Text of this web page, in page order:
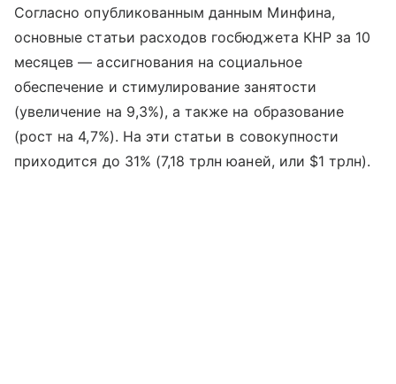
Согласно опубликованным данным Минфина,
основные статьи расходов госбюджета КНР за 10
месяцев — ассигнования на социальное
обеспечение и стимулирование занятости
(увеличение на 9,3%), а также на образование
(рост на 4,7%). На эти статьи в совокупности
приходится до 31% (7,18 трлн юаней, или $1 трлн).